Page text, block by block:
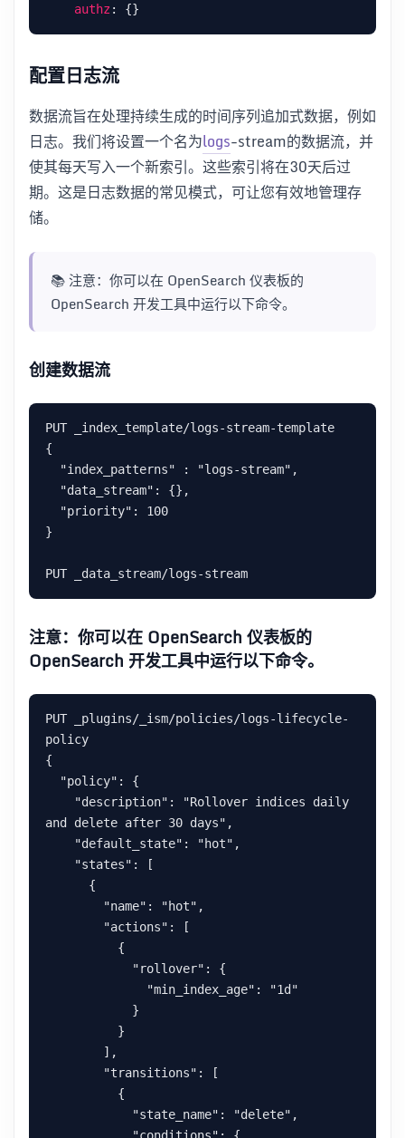
authz
配置日志流
数据流旨在处理持续生成的时间序列追加式数据，例如
日志。我们将设置一个名为logs-stream的数据流，并
使其每天写入一个新索引。这些索引将在30天后过
期。这是日志数据的常见模式，可让您有效地管理存
储。
📚 注意：你可以在 OpenSearch 仪表板的
OpenSearch 开发工具中运行以下命令。
创建数据流
PUT _index_template/logs-stream-template
{
}
注意：你可以在 OpenSearch 仪表板的
OpenSearch 开发工具中运行以下命令。
PUT _plugins/_ism/policies/logs-lifecycle-
policy
{
and delete after 30 days",